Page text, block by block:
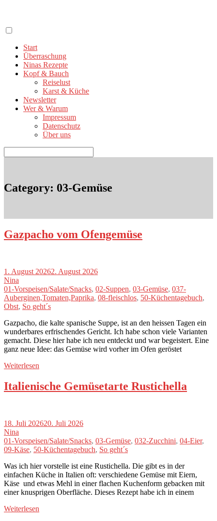
springen
Start
Überraschung
Ninas Rezepte
Kopf & Bauch
Reiselust
Karst & Küche
Newsletter
Wer & Warum
Impressum
Datenschutz
Über uns
nach:
Category: 03-Gemüse
Gazpacho vom Ofengemüse
1. August 20262. August 2026
Nina
01-Vorspeisen/Salate/Snacks, 02-Suppen, 03-Gemüse, 037-
Auberginen,Tomaten,Paprika, 08-fleischlos, 50-Küchentagebuch,
Obst, So geht´s
Gazpacho, die kalte spanische Suppe, ist an den heissen Tagen ein
wunderbares erfrischendes Gericht. Ich habe schon viele Varianten
gemacht. Diese hier habe ich neu entdeckt und war begeistert. Eine
ganz neue Idee: das Gemüse wird vorher im Ofen geröstet
Weiterlesen
Italienische Gemüsetarte Rustichella
18. Juli 202620. Juli 2026
Nina
01-Vorspeisen/Salate/Snacks, 03-Gemüse, 032-Zucchini, 04-Eier,
09-Käse, 50-Küchentagebuch, So geht´s
Was ich hier vorstelle ist eine Rustichella. Die gibt es in der
einfachen Küche in Italien oft: verschiedene Gemüse mit Eiern,
Käse und etwas Mehl in einer flachen Kuchenform gebacken mit
einer knusprigen Oberfläche. Dieses Rezept habe ich in einem
Weiterlesen